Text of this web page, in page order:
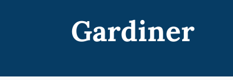
Gardiner